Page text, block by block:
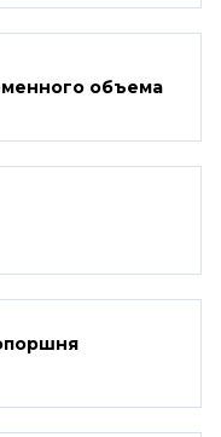
объема